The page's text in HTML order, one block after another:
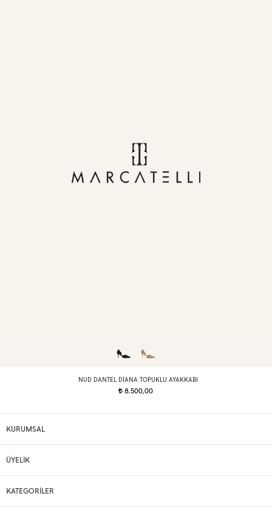
NUD DANTEL DIANA TOPUKLU AYAKKABI
t8.500,00
KURUMSAL
ÜYELİK
KATEGORİLER